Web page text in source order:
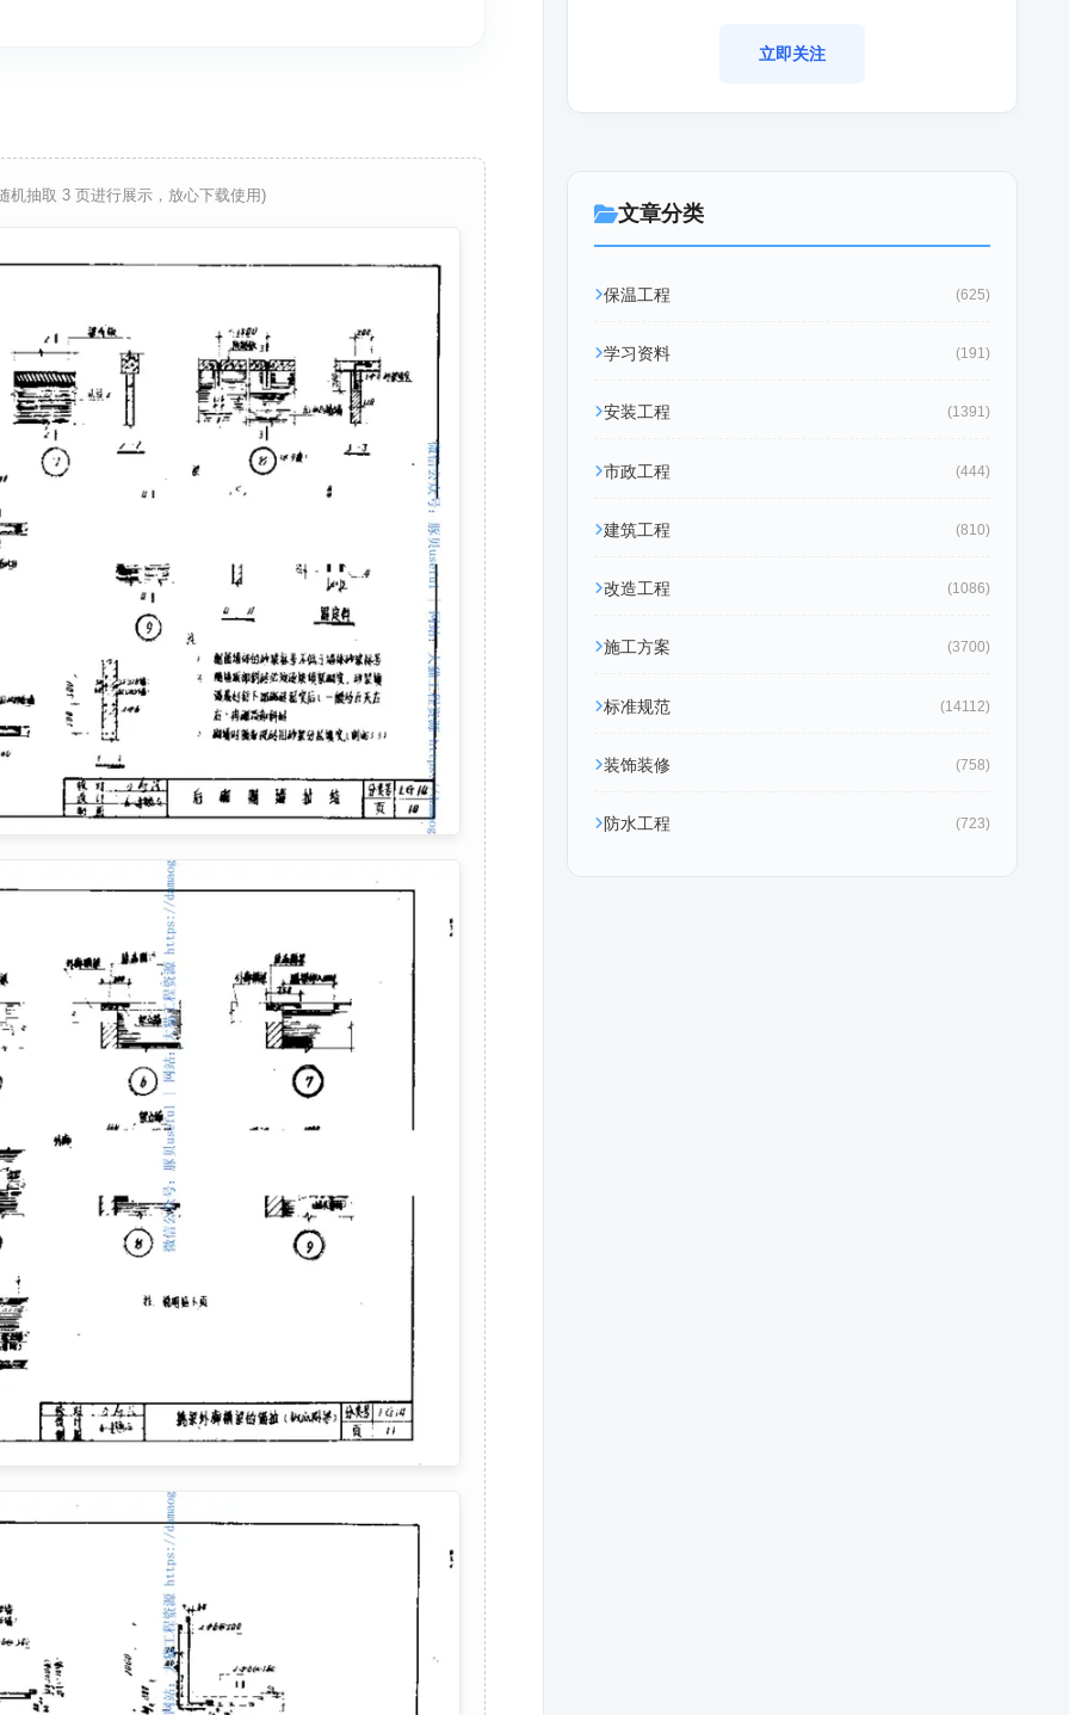
机抽取 3 页进行展示，放心下载使用)
立即关注
文章分类
保温工程 (625)
学习资料 (191)
安装工程 (1391)
市政工程 (444)
建筑工程 (810)
改造工程 (1086)
施工方案 (3700)
标准规范 (14112)
装饰装修 (758)
防水工程 (723)